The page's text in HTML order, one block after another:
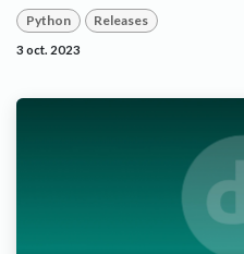
Python Releases
3 oct. 2023